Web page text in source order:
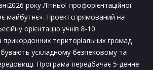
року Літньої профорієнтаційної
майбутнє». Проектспрямований на
орієнтацію учнів 8-10
прикордонних територіальних громад
ускладному безпековому та
Програма передбачає 5-денне